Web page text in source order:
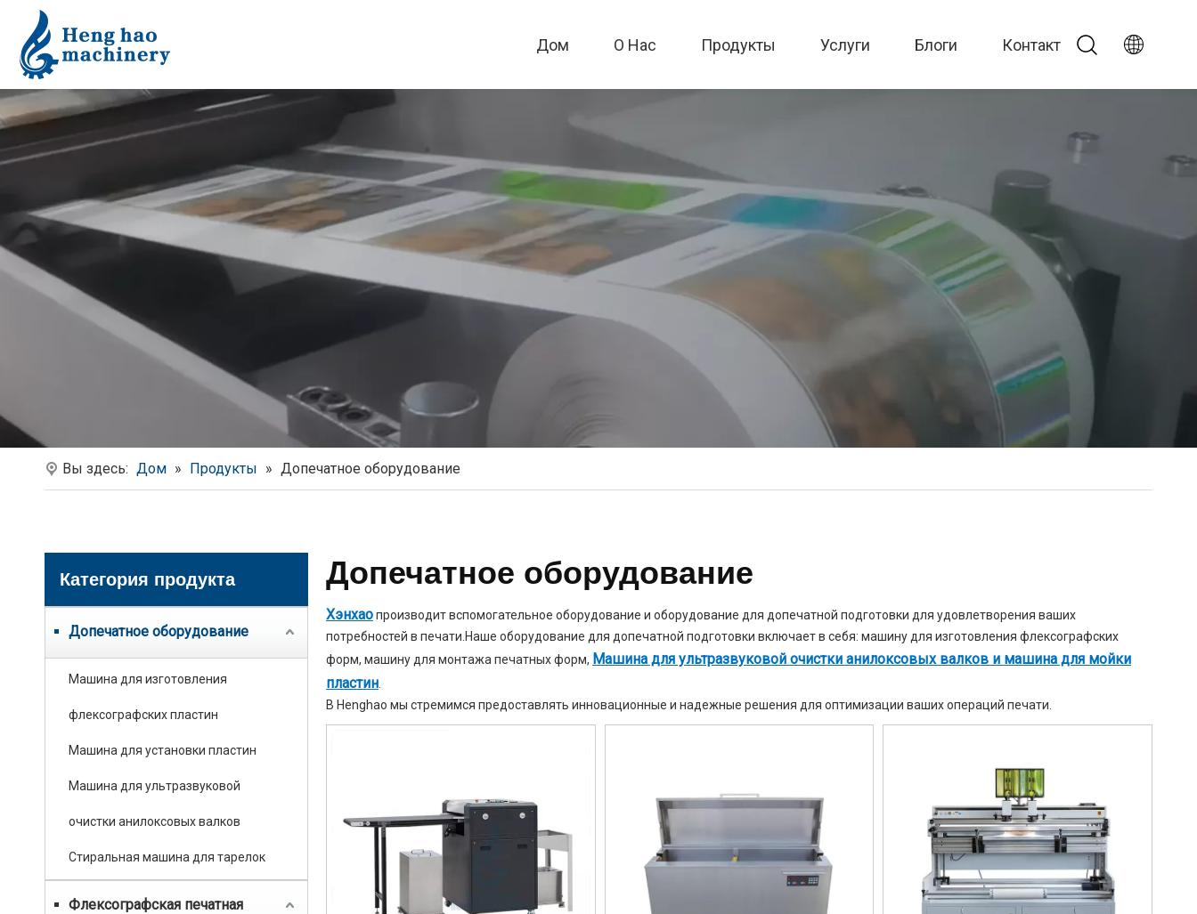
Дом О Hac Продукты Услуги Блоги Контакт
Вы здесь: Дом » Продукты » Допечатное оборудование
Категория продукта
Допечатное оборудование
Машина для изготовления
флексографских пластин
Машина для установки пластин
Машина для ультразвуковой
очистки анилоксовых валков
Стиральная машина для тарелок
Флексографская печатная
Допечатное оборудование
Хэнхаопроизводит вспомогательное оборудование и оборудование для допечатной подготовки для удовлетворения ваших
потребностей в печати.Наше оборудование для допечатной подготовки включает в себя: машину для изготовления флексографских
форм, машину для монтажа печатных форм, Машина для ультразвуковой очистки анилоксовых валков и машина для мойки
пластин
В Henghao мы стремимся предоставлять инновационные и надежные решения для оптимизации ваших операций печати.